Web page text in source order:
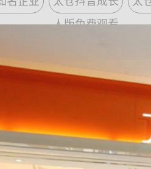
准，91抖音成人短视
服务。
integration of design and construc
with a long experience on design
office design and decoration; plus
team and high-quality talent
always dedicated to providing
construction and after-sales
service, at the meantime we also
人版免费观看